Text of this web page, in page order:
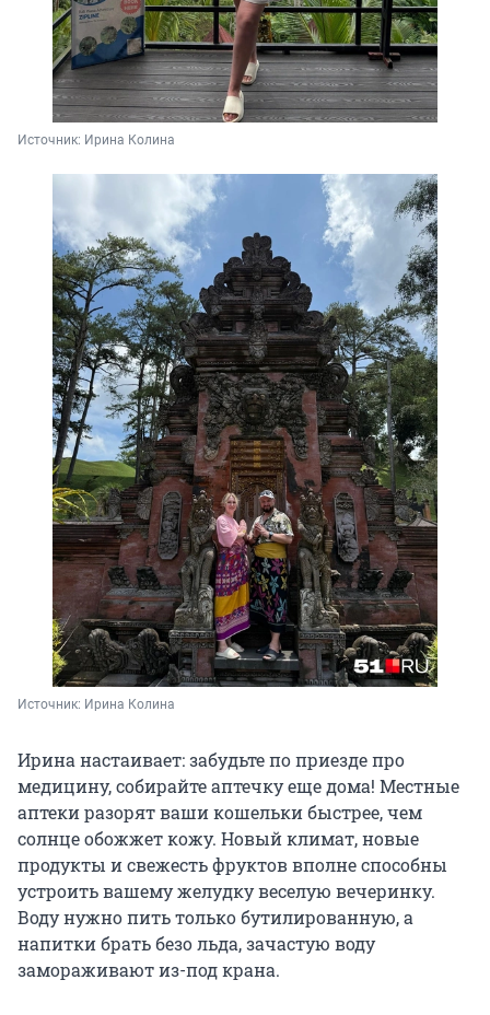
Источник: Ирина Колина
Источник: Ирина Колина
Ирина настаивает: забудьте по приезде про
медицину, собирайте аптечку еще дома! Местные
аптеки разорят ваши кошельки быстрее, чем
солнце обожжет кожу. Новый климат, новые
продукты и свежесть фруктов вполне способны
устроить вашему желудку веселую вечеринку.
Воду нужно пить только бутилированную, а
напитки брать безо льда, зачастую воду
замораживают из-под крана.